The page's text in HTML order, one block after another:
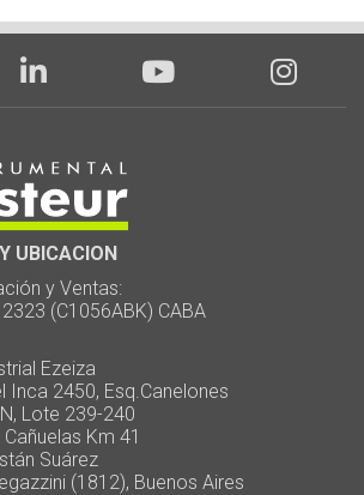
UBICACION
y Ventas:
(C1056ABK) CABA
Ezeiza
2450, Esq.Canelones
Lote 239-240
Km 41
Suárez
(1812), Buenos Aires